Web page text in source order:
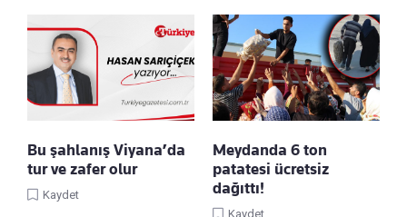
Bu şahlanış Viyana’da
tur ve zafer olur
Kaydet
Meydanda 6 ton
patatesi ücretsiz
dağıttı!
Kaydet